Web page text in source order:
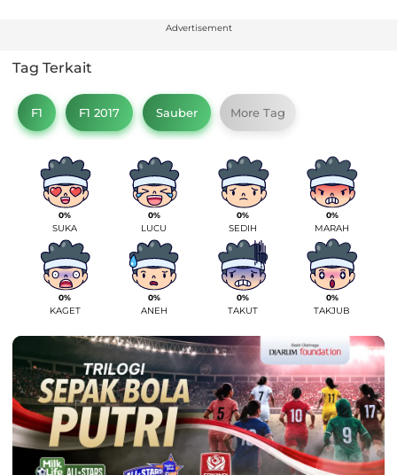
Advertisement
Tag Terkait
F1 F1 2017 Sauber More Tag
0%
SUKA
0%
LUCU
0%
SEDIH
0%
MARAH
0%
KAGET
0%
ANEH
0%
TAKUT
0%
TAKJUB